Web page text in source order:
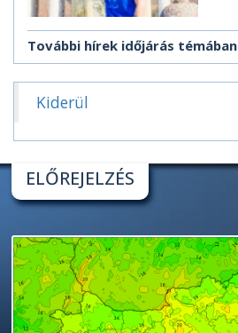
További hírek időjárás témában
Kiderül
ELŐREJELZÉS